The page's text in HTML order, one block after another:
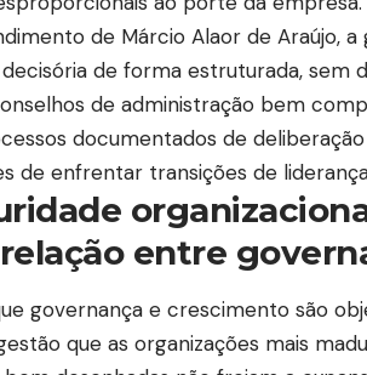
de Márcio Alaor de Araújo,
de forma estruturada, sem
de administração bem
documentados de
de enfrentar transições de
entre
governança e crescimento são
que as organizações mais